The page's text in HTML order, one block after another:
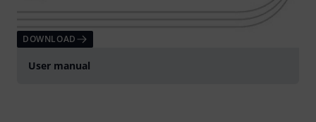
DOWNLOAD
User manual